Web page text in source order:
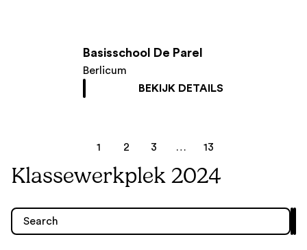
Basisschool De Parel
Berlicum
BEKIJK DETAILS
1 2 3 … 13
Klassewerkplek 2024